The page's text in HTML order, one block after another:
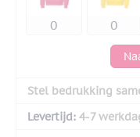
Stel bedrukking
Levertijd: 4-7